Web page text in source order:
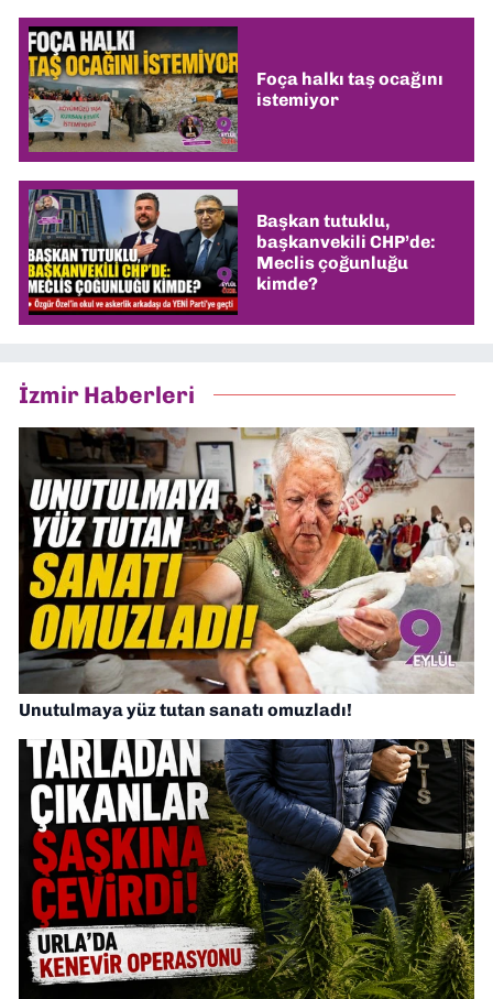
Foça halkı taş ocağını
istemiyor
Başkan tutuklu,
başkanvekili CHP’de:
Meclis çoğunluğu
kimde?
İzmir Haberleri
Unutulmaya yüz tutan sanatı omuzladı!